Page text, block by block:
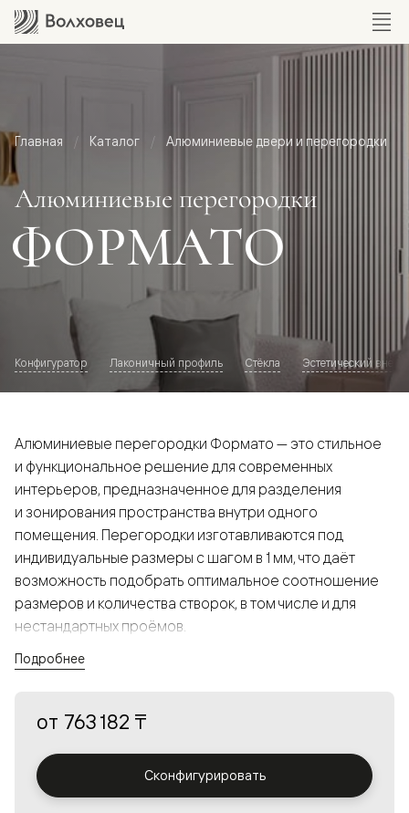
Главная Каталог Алюминиевые двери и перегородки
Алюминиевые перегородки
ФОРМАТО
Конфигуратор Лаконичный профиль Стёкла Эстетический
Алюминиевые перегородки Формато — это стильное
и функциональное решение для современных
интерьеров, предназначенное для разделения
и зонирования пространства внутри одного
помещения. Перегородки изготавливаются под
индивидуальные размеры с шагом в 1 мм, что даёт
возможность подобрать оптимальное соотношение
размеров и количества створок, в том числе и для
нестандартных проёмов.
а большой выбор вставок из стекла с различными
решения в интерьере и варьировать освещённость.
Подробнее
от 763 182 ₸
Сконфигурировать